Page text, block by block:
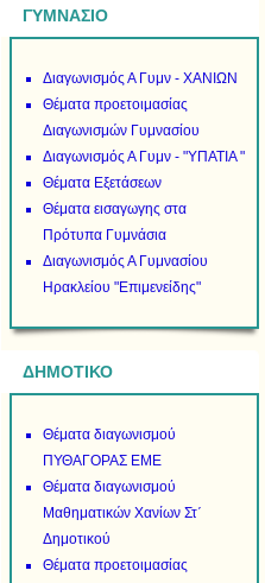
ΓΥΜΝΑΣΙΟ
Διαγωνισμός Α Γυμν - ΧΑΝΙΩΝ
Θέματα προετοιμασίας
Διαγωνισμών Γυμνασίου
Διαγωνισμός Α Γυμν - "ΥΠΑΤΙΑ "
Θέματα Εξετάσεων
Θέματα εισαγωγης στα
Πρότυπα Γυμνάσια
Διαγωνισμός Α Γυμνασίου
Ηρακλείου "Επιμενείδης"
ΔΗΜΟΤΙΚΟ
Θέματα διαγωνισμού
ΠΥΘΑΓΟΡΑΣ ΕΜΕ
Θέματα διαγωνισμού
Μαθηματικών Χανίων Στ΄
Δημοτικού
Θέματα προετοιμασίας